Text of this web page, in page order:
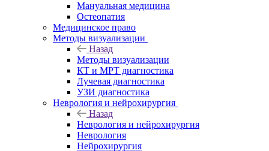
Мануальная медицина
Остеопатия
Медицинское право
Методы визуализации
Назад
Методы визуализации
КТ и МРТ диагностика
Лучевая диагностика
УЗИ диагностика
Неврология и нейрохирургия
Назад
Неврология и нейрохирургия
Неврология
Нейрохирургия